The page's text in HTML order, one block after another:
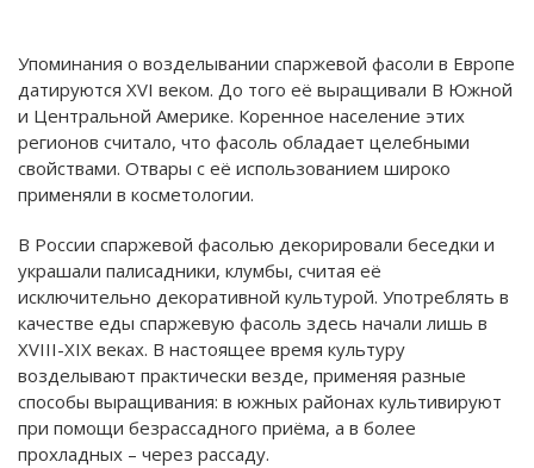
Упоминания о возделывании спаржевой фасоли в Европе
датируются XVI веком. До того её выращивали В Южной
и Центральной Америке. Коренное население этих
регионов считало, что фасоль обладает целебными
свойствами. Отвары с её использованием широко
применяли в косметологии.
В России спаржевой фасолью декорировали беседки и
украшали палисадники, клумбы, считая её
исключительно декоративной культурой. Употреблять в
качестве еды спаржевую фасоль здесь начали лишь в
XVIII-XIX веках. В настоящее время культуру
возделывают практически везде, применяя разные
способы выращивания: в южных районах культивируют
при помощи безрассадного приёма, а в более
прохладных – через рассаду.